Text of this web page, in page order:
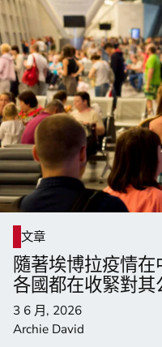
文章
隨著埃博拉疫情
各國都在收緊對其
3 6 月, 2026
Archie David